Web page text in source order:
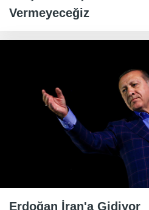
Vermeyeceğiz
Erdoğan İran'a Gidiyor